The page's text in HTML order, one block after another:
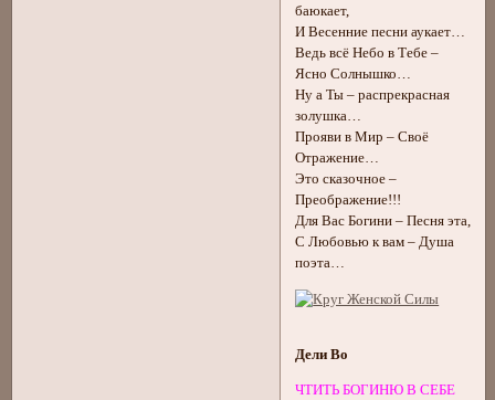
баюкает,
И Весенние песни аукает…
Ведь всё Небо в Тебе –
Ясно Солнышко…
Ну а Ты – распрекрасная
золушка…
Прояви в Мир – Своё
Отражение…
Это сказочное –
Преображение!!!
Для Вас Богини – Песня эта,
С Любовью к вам – Душа
поэта…
Дели Во
ЧТИТЬ БОГИНЮ В СЕБЕ